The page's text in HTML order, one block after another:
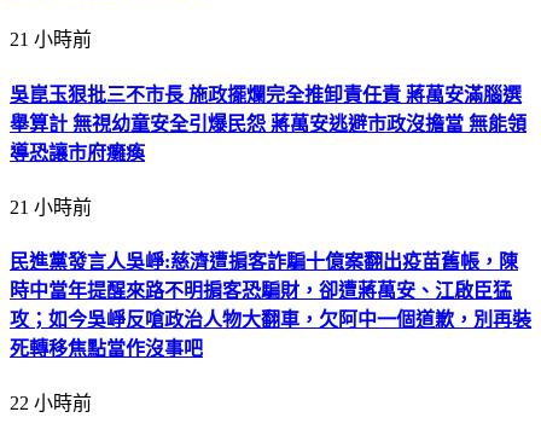
21 小時前
吳崑玉狠批三不市長 施政擺爛完全推卸責任責 蔣萬安滿腦選
舉算計 無視幼童安全引爆民怨 蔣萬安逃避市政沒擔當 無能領
導恐讓市府癱瘓
21 小時前
民進黨發言人吳崢:慈濟遭掮客詐騙十億案翻出疫苗舊帳，陳
時中當年提醒來路不明掮客恐騙財，卻遭蔣萬安、江啟臣猛
攻；如今吳崢反嗆政治人物大翻車，欠阿中一個道歉，別再裝
死轉移焦點當作沒事吧
22 小時前